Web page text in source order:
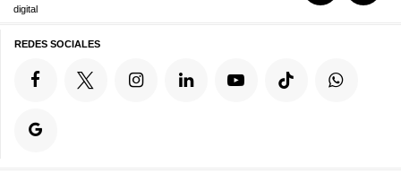
digital
REDES SOCIALES